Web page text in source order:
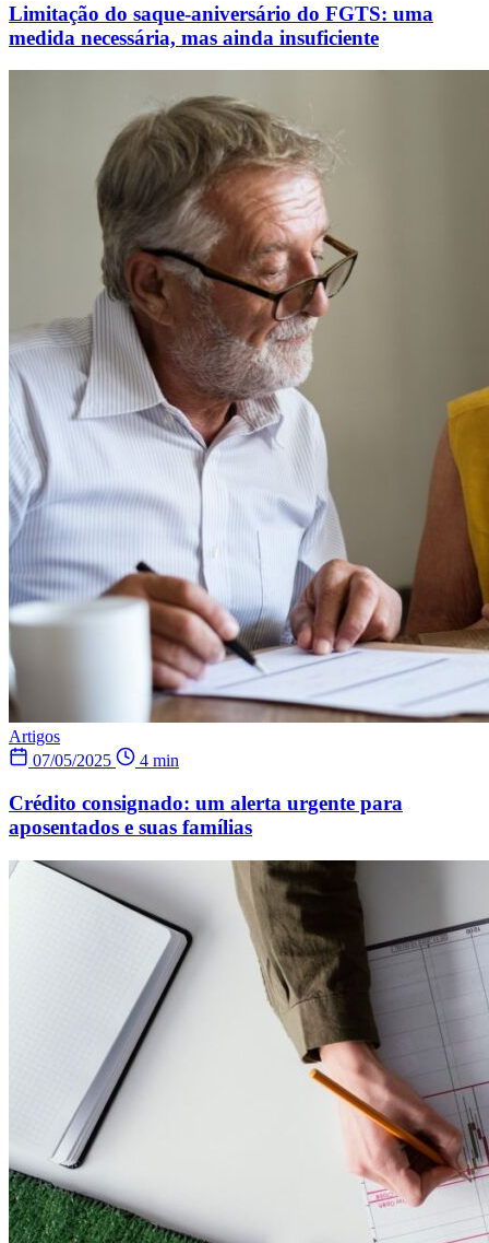
Limitação do saque-aniversário do FGTS: uma
medida necessária, mas ainda insuficiente
Artigos
07/05/2025
4 min
Crédito consignado: um alerta urgente para
aposentados e suas famílias